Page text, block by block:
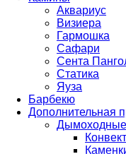
Аквариус
Визиера
Гармошка
Сафари
Сента
Статика
Яуза
Барбекю
Дополнительная